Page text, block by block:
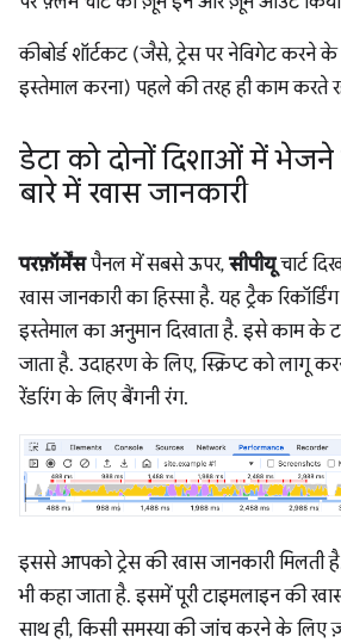
कीबोर्ड शॉर्टकट (जैसे, ट्रेस पर नेविगेट करने
इस्तेमाल करना) पहले की तरह ही काम करते
डेटा को दोनों दिशाओं में
बारे में खास जानकारी
परफ़ॉर्मेंसपैनल में सबसे ऊपर, सीपीयूचार्ट
खास जानकारी का हिस्सा है. यह ट्रैक
इस्तेमाल का अनुमान दिखाता है. इसे काम के
जाता है. उदाहरण के लिए, स्क्रिप्ट को लागू
रेंडरिंग के लिए बैंगनी रंग.
इससे आपको ट्रेस की खास जानकारी मिलती
भी कहा जाता है. इसमें पूरी टाइमलाइन की
साथ ही, किसी समस्या की जांच करने के लिए